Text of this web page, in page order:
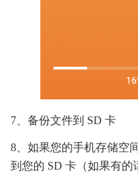
7、备份文件到 SD 卡
8、如果您的手机存储空
到您的 SD 卡（如果有的